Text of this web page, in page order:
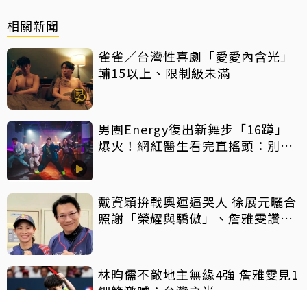
相關新聞
雀雀／台灣性喜劇「愛愛內含光」
輔15以上、限制級未滿
男團Energy復出新舞步「16蹲」
爆火！網紅醫生看完直搖頭：別亂
戴資穎拚戰奧運逼哭人 徐展元曬合
照謝「榮耀與驕傲」、詹雅雯讚
林昀儒不敵地主無緣4強 詹雅雯見1